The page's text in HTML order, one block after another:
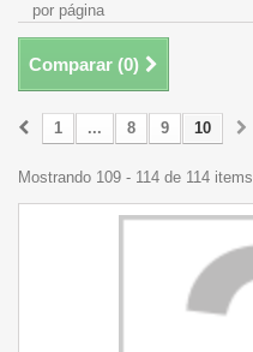
por página
Comparar (0)
1 ... 8 9 10
Mostrando 109 - 114 de 114 items